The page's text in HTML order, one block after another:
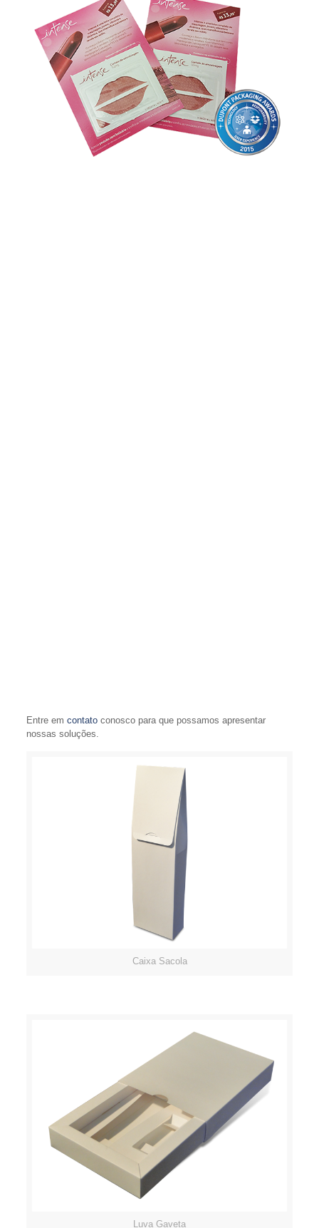
Entre em contatoconosco para que possamos apresentar
nossas soluções.
Caixa Sacola
Luva Gaveta